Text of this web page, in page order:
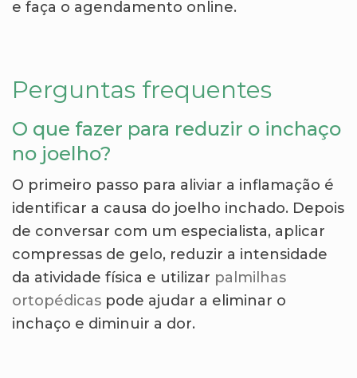
e faça o agendamento online.
Perguntas frequentes
O que fazer para reduzir o inchaço
no joelho?
O primeiro passo para aliviar a inflamação é
identificar a causa do joelho inchado. Depois
de conversar com um especialista, aplicar
compressas de gelo, reduzir a intensidade
da atividade física e utilizar palmilhas
ortopédicas pode ajudar a eliminar o
inchaço e diminuir a dor.